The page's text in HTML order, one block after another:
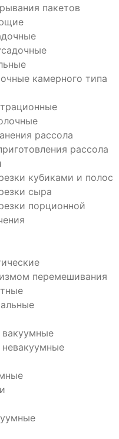
пакетов
камерного типа
рассола
рассола
кубиками и полос
сыра
порционной
перемешивания